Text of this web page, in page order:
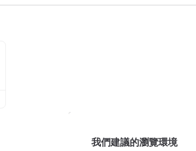
我們建議的瀏覽環境